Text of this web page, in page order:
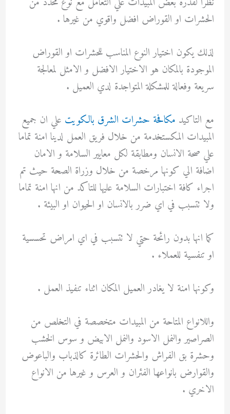
الحشرات او القوراض افضل واقوي من غيرها .
لذلك يكون اختيار النوع المناسب للحشرات او القوراض
الموجودة بالمكان هو الاختيار الافضل و الامثل لمعالجة
سريعة وفعالة للمشكلة المتواجدة لدي العميل .
مع التاكيد مكافحة حشرات الشرق بالكويت علي ان جميع
المبيدات المكستخدمة من خلال فريق العمل لدينا امنة تماما
علي صحة الانسان ومطابقة لكل معايير السلامة و الامان
اضافة الي كونها مرخصة من خلال وزراة الصحة حيث تم
اجراء كافة اختبارات السلامة عليها للتاكد من انها امنة تماما
ولا تتسبب في اي ضرر بالانسان او الحيوان او البيئة .
كما انها بدون رائحة حتي لا تتسبب في اي امراض تحسسية
او تنفسية للعملاء .
وكونها امنة لا يغادر العميل المكان اثناء تنفيذ العمل .
واللانواع المتاحة من المبيدات متخصصة في التخلص من
الصراصير والنمل الاسود والنمل الابيض و سوس الخشب
وحشرة بق الفراش والحشرات الطائرة كالذباب والباعوض
والقوارض بانواعها الفئران و العرس و غيرها من الانواع
الاخري .